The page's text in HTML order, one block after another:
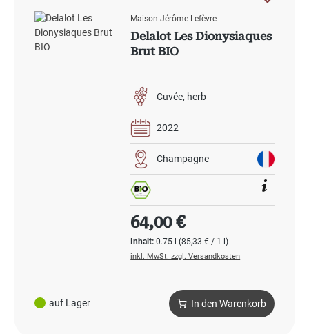
auf Lager
Maison Jérôme Lefèvre
Delalot Les Dionysiaques
Brut BIO
Cuvée herb
2022
Champagne
Inhalt:0.75 l(85,33 € / 1 l)
Regulärer Preis:
64,00 €
inkl. MwSt. zzgl. Versandkosten
In den Warenkorb